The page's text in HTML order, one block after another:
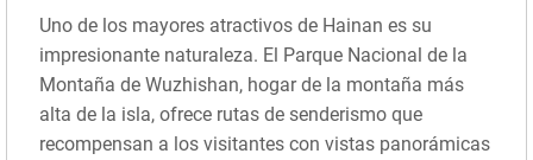
Uno de los mayores atractivos de Hainan es su
impresionante naturaleza. El Parque Nacional de la
Montaña de Wuzhishan, hogar de la montaña más
alta de la isla, ofrece rutas de senderismo que
recompensan a los visitantes con vistas panorámicas